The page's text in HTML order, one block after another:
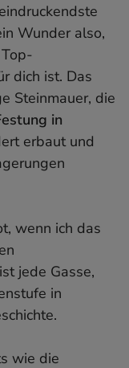
Wunder also,
dich ist. Das
Steinmauer, die
in
erbaut und
wenn ich das
jede Gasse,
in
wie die